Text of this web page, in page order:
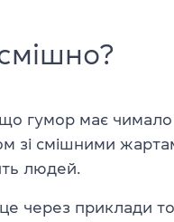
гумор має
зі смішними
людей.
через приклади